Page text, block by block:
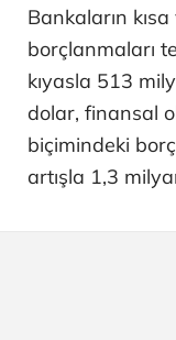
Bankaların
borçlanmaları
kıyasla 513
dolar, finansal
biçimindeki
artışla 1,3